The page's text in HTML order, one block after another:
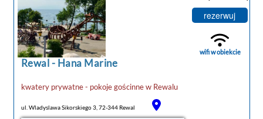
minibarem i płytą kuchenną.Odległość
ważnych miejsc od obiektu: Molo w
Kołobrzegu – 49 km, Latarnia morska w
Kołobrzegu – 49 km.Doba hotelowa od
godziny 15:00 do 10:00.W obiekcie
obowiązuje zakaz organizowania wieczorów
panieńskich, kawalerskich ...
Rewal- Hana Marine
kwatery prywatne - pokoje gościnnew Rewalu
ul. Wladyslawa Sikorskiego 3, 72-344 Rewal
rezerwuj
wifi w obiekcie